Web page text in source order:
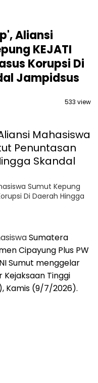
Aliansi
KEJATI
Korupsi Di
Jampidsus
533 view
Sumut Kepung
Di Daerah Hingga
Sumatera
Cipayung Plus PW
Sumut menggelar
Kejaksaan Tinggi
Kamis (9/7/2026).